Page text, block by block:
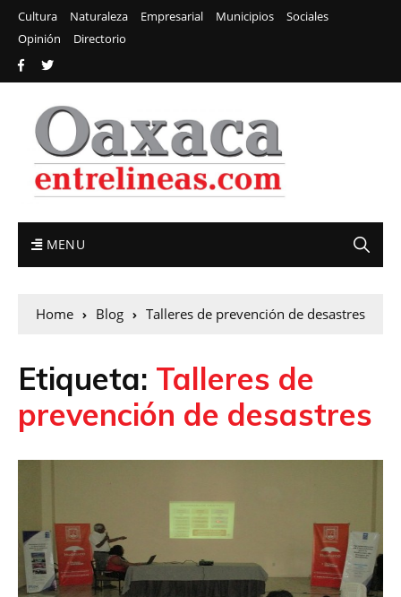
Cultura Naturaleza Empresarial Municipios
Sociales
Opinión
Directorio
MENU
Home Blog Talleres de prevención de desastres
Etiqueta: Talleres de
prevención de desastres